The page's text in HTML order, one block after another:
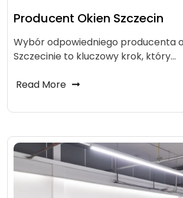
Producent Okien Szczecin
Wybór odpowiedniego producenta
Szczecinie to kluczowy krok, który…
Read More